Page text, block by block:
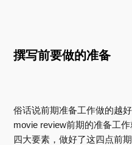
撰写前要做的准备
俗话说前期准备工作做的越
movie review前期的准备工
四大要素，做好了这四点前